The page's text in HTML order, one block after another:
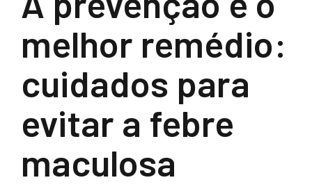
melhor remédio:
cuidados para
evitar a febre
maculosa